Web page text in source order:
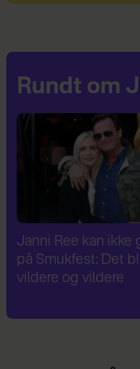
Rundt om
Janni Ree afsted
gang: Jeg er